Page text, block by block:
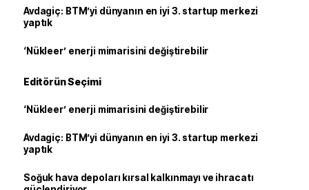
Avdagiç: BTM’yi dünyanın en iyi 3. startup merkezi
yaptık
‘Nükleer’ enerji mimarisini değiştirebilir
Editörün Seçimi
‘Nükleer’ enerji mimarisini değiştirebilir
Avdagiç: BTM’yi dünyanın en iyi 3. startup merkezi
yaptık
Soğuk hava depoları kırsal kalkınmayı ve ihracatı